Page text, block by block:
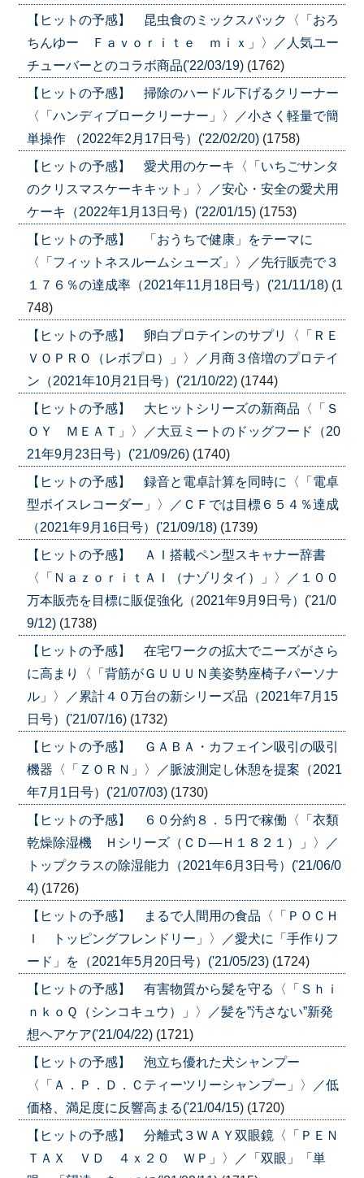
【ヒットの予感】 昆虫食のミックスパック〈「おろ
ちんゆー Ｆａｖｏｒｉｔｅ ｍｉｘ」〉／人気ユー
チューバーとのコラボ商品('22/03/19) (1762)
【ヒットの予感】 掃除のハードル下げるクリーナー
〈「ハンディブロークリーナー」〉／小さく軽量で簡
単操作 （2022年2月17日号）('22/02/20) (1758)
【ヒットの予感】 愛犬用のケーキ〈「いちごサンタ
のクリスマスケーキキット」〉／安心・安全の愛犬用
ケーキ（2022年1月13日号）('22/01/15) (1753)
【ヒットの予感】 「おうちで健康」をテーマに
〈「フィットネスルームシューズ」〉／先行販売で３
１７６％の達成率（2021年11月18日号）('21/11/18) (1
748)
【ヒットの予感】 卵白プロテインのサプリ〈「ＲＥ
ＶＯＰＲＯ（レボプロ）」〉／月商３倍増のプロテイ
ン（2021年10月21日号）('21/10/22) (1744)
【ヒットの予感】 大ヒットシリーズの新商品〈「Ｓ
ＯＹ ＭＥＡＴ」〉／大豆ミートのドッグフード（20
21年9月23日号）('21/09/26) (1740)
【ヒットの予感】 録音と電卓計算を同時に〈「電卓
型ボイスレコーダー」〉／ＣＦでは目標６５４％達成
（2021年9月16日号）('21/09/18) (1739)
【ヒットの予感】 ＡＩ搭載ペン型スキャナー辞書
〈「ＮａｚｏｒｉｔＡＩ（ナゾリタイ）」〉／１００
万本販売を目標に販促強化（2021年9月9日号）('21/0
9/12) (1738)
【ヒットの予感】 在宅ワークの拡大でニーズがさら
に高まり〈「背筋がＧＵＵＵＮ美姿勢座椅子パーソナ
ル」〉／累計４０万台の新シリーズ品（2021年7月15
日号）('21/07/16) (1732)
【ヒットの予感】 ＧＡＢＡ・カフェイン吸引の吸引
機器〈「ＺＯＲＮ」〉／脈波測定し休憩を提案（2021
年7月1日号）('21/07/03) (1730)
【ヒットの予感】 ６０分約８．５円で稼働〈「衣類
乾燥除湿機 Ｈシリーズ（ＣＤ―Ｈ１８２１）」〉／
トップクラスの除湿能力（2021年6月3日号）('21/06/0
4) (1726)
【ヒットの予感】 まるで人間用の食品〈「ＰＯＣＨ
Ｉ トッピングフレンドリー」〉／愛犬に「手作りフ
ード」を（2021年5月20日号）('21/05/23) (1724)
【ヒットの予感】 有害物質から髪を守る〈「Ｓｈｉ
ｎｋｏＱ（シンコキュウ）」〉／髪を”汚さない”新発
想ヘアケア('21/04/22) (1721)
【ヒットの予感】 泡立ち優れた犬シャンプー
〈「Ａ．Ｐ．Ｄ．Ｃティーツリーシャンプー」〉／低
価格、満足度に反響高まる('21/04/15) (1720)
【ヒットの予感】 分離式３ＷＡＹ双眼鏡〈「ＰＥＮ
ＴＡＸ ＶＤ ４ｘ２０ ＷＰ」〉／「双眼」「単